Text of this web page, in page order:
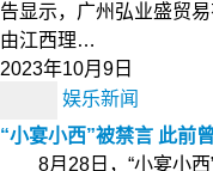
告显示，广州弘业盛贸
由江西理…
2023年10月9日
娱乐新闻
“小宴小西”被禁言 此前
8月28日，“小宴小